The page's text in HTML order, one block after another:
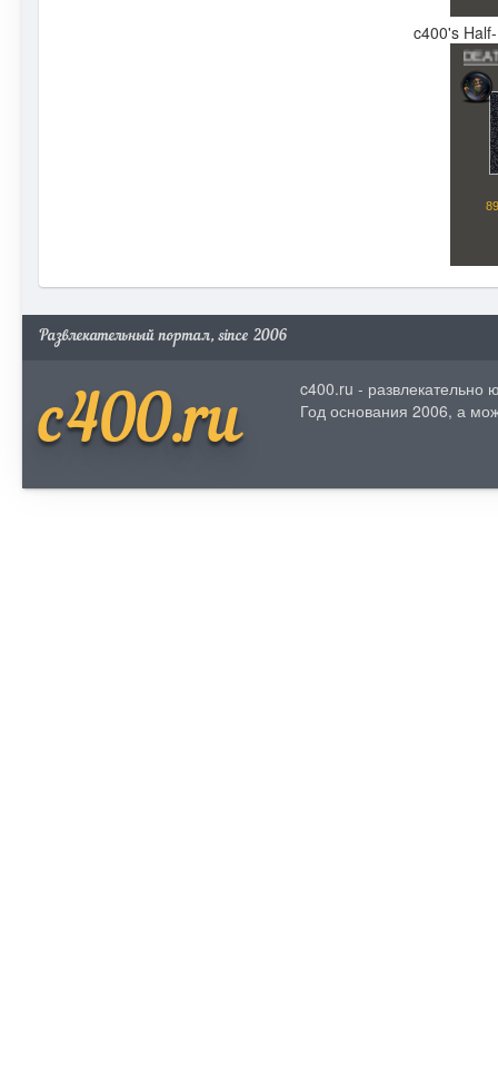
c400's
Развлекательный портал, since 2006
c400.ru
c400.ru - развлекательно
Год основания 2006, а